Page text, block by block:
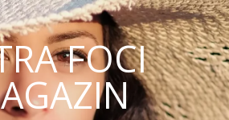
FOCI